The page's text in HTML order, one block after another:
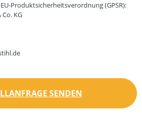
Produktsicherheitsverordnung (GPSR):
KG
SENDEN